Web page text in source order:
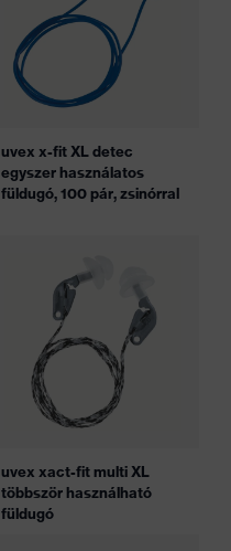
uvex x-fit XL detec
egyszer használatos
füldugó, 100 pár, zsinórral
uvex xact-fit multi XL
többször használható
füldugó